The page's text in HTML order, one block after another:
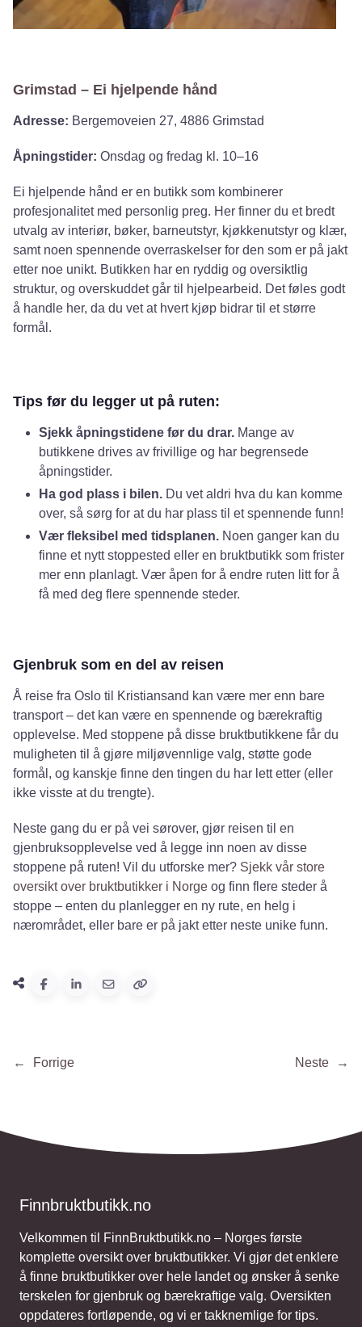
Grimstad – Ei hjelpende hånd
Adresse: Bergemoveien 27, 4886 Grimstad
Åpningstider: Onsdag og fredag kl. 10–16
Ei hjelpende hånd er en butikk som kombinerer
profesjonalitet med personlig preg. Her finner du et bredt
utvalg av interiør, bøker, barneutstyr, kjøkkenutstyr og klær,
samt noen spennende overraskelser for den som er på jakt
etter noe unikt. Butikken har en ryddig og oversiktlig
struktur, og overskuddet går til hjelpearbeid. Det føles godt
å handle her, da du vet at hvert kjøp bidrar til et større
formål.
Tips før du legger ut på ruten:
Sjekk åpningstidene før du drar. Mange av
butikkene drives av frivillige og har begrensede
åpningstider.
Ha god plass i bilen. Du vet aldri hva du kan komme
over, så sørg for at du har plass til et spennende funn!
Vær fleksibel med tidsplanen. Noen ganger kan du
finne et nytt stoppested eller en bruktbutikk som frister
mer enn planlagt. Vær åpen for å endre ruten litt for å
få med deg flere spennende steder.
Gjenbruk som en del av reisen
Å reise fra Oslo til Kristiansand kan være mer enn bare
transport – det kan være en spennende og bærekraftig
opplevelse. Med stoppene på disse bruktbutikkene får du
muligheten til å gjøre miljøvennlige valg, støtte gode
formål, og kanskje finne den tingen du har lett etter (eller
ikke visste at du trengte).
Neste gang du er på vei sørover, gjør reisen til en
gjenbruksopplevelse ved å legge inn noen av disse
stoppene på ruten! Vil du utforske mer? Sjekk vår store
oversikt over bruktbutikker i Norge og finn flere steder å
stoppe – enten du planlegger en ny rute, en helg i
nærområdet, eller bare er på jakt etter neste unike funn.
← Forrige Neste →
Finnbruktbutikk.no
Velkommen til FinnBruktbutikk.no – Norges første
komplette oversikt over bruktbutikker. Vi gjør det enklere
å finne bruktbutikker over hele landet og ønsker å senke
terskelen for gjenbruk og bærekraftige valg. Oversikten
oppdateres fortløpende, og vi er takknemlige for tips.